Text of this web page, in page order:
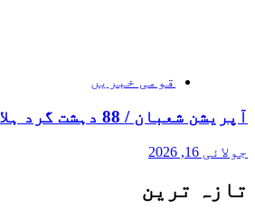
قومی خبریں
آپریشن شعبان / 88 دہشت گرد ہلاک
جولائی 16, 2026
تازہ ترین